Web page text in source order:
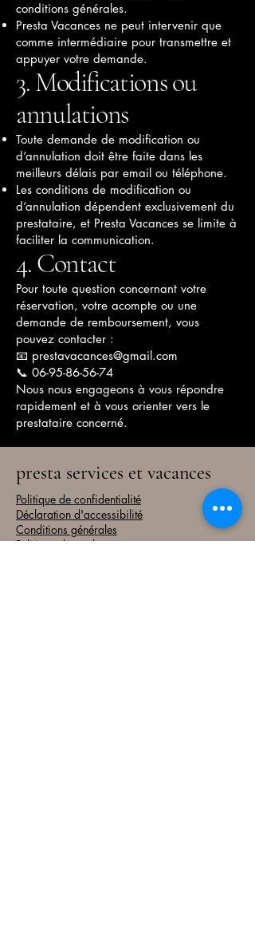
conditions générales.
Presta Vacances ne peut intervenir que
comme intermédiaire pour transmettre et
appuyer votre demande.
3. Modifications ou
annulations
Toute demande de modification ou
d’annulation doit être faite dans les
meilleurs délais par email ou téléphone.
Les conditions de modification ou
d’annulation dépendent exclusivement du
prestataire, et Presta Vacances se limite à
faciliter la communication.
4. Contact
Pour toute question concernant votre
réservation, votre acompte ou une
demande de remboursement, vous
pouvez contacter :
📧 prestavacances@gmail.com
📞 06-95-86-56-74
Nous nous engageons à vous répondre
rapidement et à vous orienter vers le
prestataire concerné.
presta services et vacances
Politique de confidentialité
Déclaration d'accessibilité
Conditions générales
Politique de remboursement